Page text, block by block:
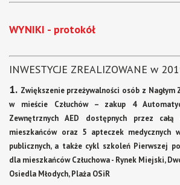
WYNIKI - protokół
INWESTYCJE ZREALIZOWANE w
1. Zwiększenie przeżywalności osób z
w mieście Człuchów – zakup 4
Zewnętrznych AED dostępnych przez
mieszkańców oraz 5 apteczek medycznych
publicznych, a także cykl szkoleń Pierwszej
dla mieszkańców Człuchowa - Rynek Miejski,
Osiedla Młodych, Plaża OSiR